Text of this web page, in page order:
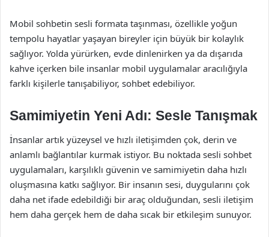
Mobil sohbetin sesli formata taşınması, özellikle yoğun
tempolu hayatlar yaşayan bireyler için büyük bir kolaylık
sağlıyor. Yolda yürürken, evde dinlenirken ya da dışarıda
kahve içerken bile insanlar mobil uygulamalar aracılığıyla
farklı kişilerle tanışabiliyor, sohbet edebiliyor.
Samimiyetin Yeni Adı: Sesle Tanışmak
İnsanlar artık yüzeysel ve hızlı iletişimden çok, derin ve
anlamlı bağlantılar kurmak istiyor. Bu noktada sesli sohbet
uygulamaları, karşılıklı güvenin ve samimiyetin daha hızlı
oluşmasına katkı sağlıyor. Bir insanın sesi, duygularını çok
daha net ifade edebildiği bir araç olduğundan, sesli iletişim
hem daha gerçek hem de daha sıcak bir etkileşim sunuyor.